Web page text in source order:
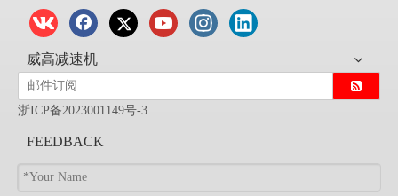
威高减速机
浙ICP备2023001149号-3
FEEDBACK